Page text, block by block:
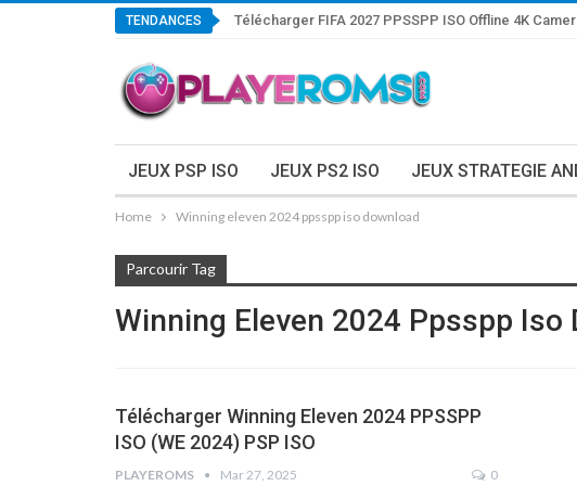
TENDANCES Télécharger FIFA 2027 PPSSPP ISO Offline 4K
JEUX PSP ISO JEUX PS2 ISO JEUX STRATEGIE
Home Winning eleven 2024 ppsspp iso download
Parcourir Tag
Winning Eleven 2024 Ppsspp Iso
Télécharger Winning Eleven 2024 PPSSPP
ISO (WE 2024) PSP ISO
PLAYEROMS Mar 27, 2025 0